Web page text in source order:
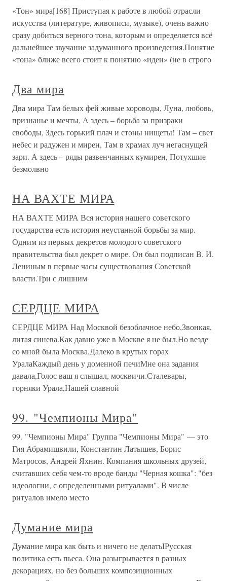
«Тон» мира[168] Приступая к работе в любой отрасли
искусства (литературе, живописи, музыке), очень важно
сразу добиться верного тона, которым и определяется всё
дальнейшее звучание задуманного произведения.Понятие
«тона» ближе всего стоит к понятию «идеи» (не в строго
Два мира
Два мира Там белых фей живые хороводы, Луна, любовь,
признанье и мечты, А здесь – борьба за призраки
свободы, Здесь горький плач и стоны нищеты! Там – свет
небес и радужен и мирен, Там в храмах луч негаснущей
зари. А здесь – ряды развенчанных кумирен, Потухшие
безмолвно
НА ВАХТЕ МИРА
НА ВАХТЕ МИРА Вся история нашего советского
государства есть история неустанной борьбы за мир.
Одним из первых декретов молодого советского
правительства был декрет о мире. Он был подписан В. И.
Лениным в первые часы существования Советской
власти.Три с лишним
СЕРДЦЕ МИРА
СЕРДЦЕ МИРА Над Москвой безоблачное небо,Звонкая,
литая синева.Как давно уже в Москве я не был,Но везде
со мной была Москва.Далеко в крутых горах
УралаКаждый день у доменной печиМне она задания
давала,Голос ваш я слышал, москвичи.Сталевары,
горняки Урала,Нашей славной
99. "Чемпионы Мира"
99. "Чемпионы Мира" Группа "Чемпионы Мира" — это
Гия Абрамишвили, Константин Латышев, Борис
Матросов, Андрей Яхнин. Компания школьных друзей,
считавших себя чем-то вроде банды "Черная кошка": "без
идеологии, с определенными ритуалами". В числе
ритуалов имело место
Думание мира
Думание мира как быть и ничего не делатьIРусская
политика есть пьеса. Она разыгрывается в разных
декорациях, но без больших композиционных